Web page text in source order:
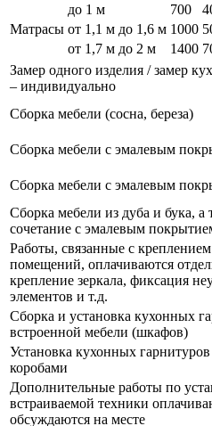
Матрасы
до 1 м 700
от 1,1 м до 1,6 м 1000
от 1,7 м до 2 м
1400
Замер одного изделия / замер
– индивидуально
Сборка мебели (сосна, береза)
Сборка мебели с эмалевым
Сборка мебели с эмалевым
Сборка мебели из дуба и бука, а
сочетание с эмалевым
Работы, связанные с
помещений, оплачиваются
крепление зеркала, фиксация
элементов и т.д.
Сборка и установка кухонных
встроенной мебели (шкафов)
Установка кухонных
коробами
Дополнительные работы по
встраиваемой техники
обсуждаются на месте